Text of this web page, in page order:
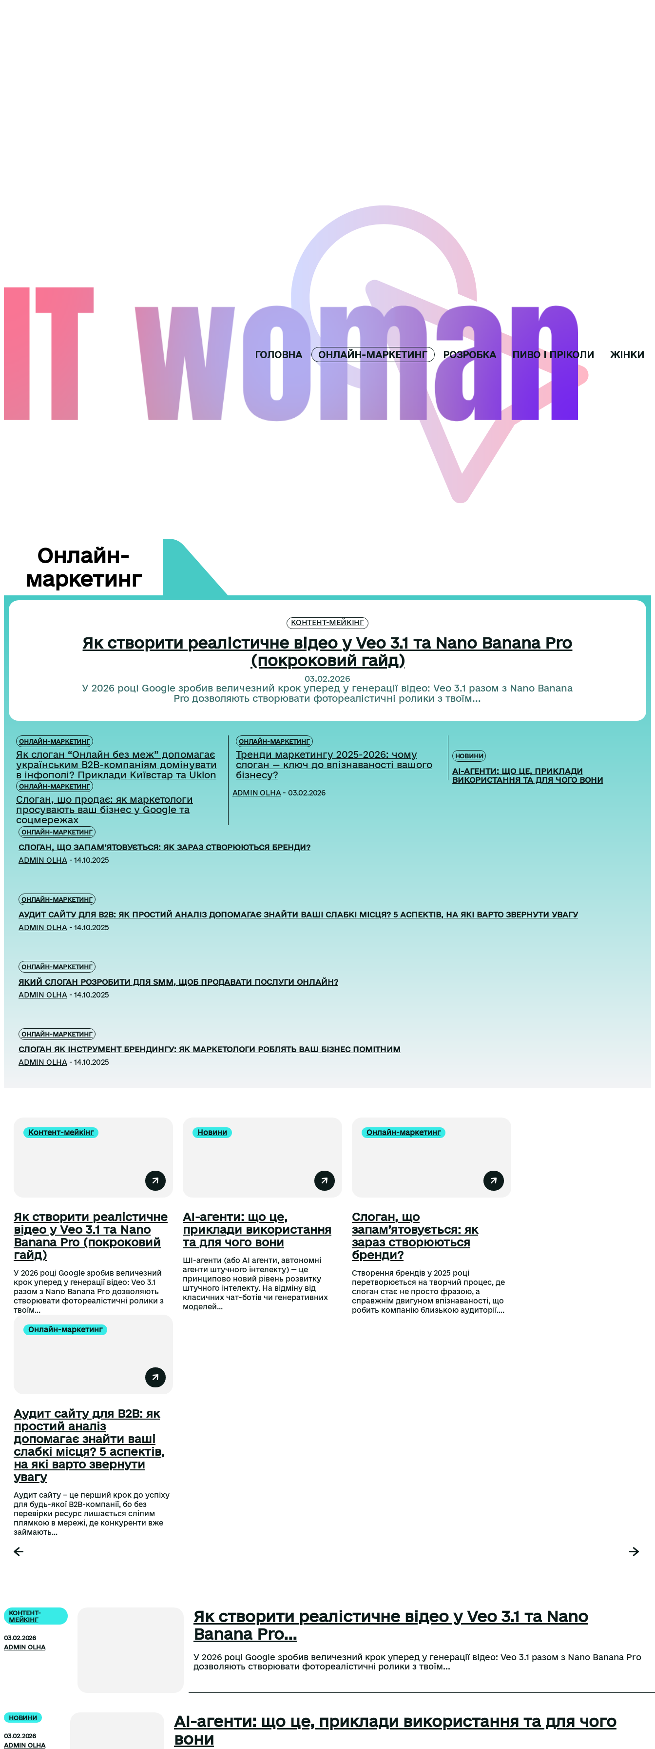
ГОЛОВНА ОНЛАЙН-МАРКЕТИНГ РОЗРОБКА ПИВО І ПРІКОЛИ ЖІНКИ
Онлайн-
маркетинг
КОНТЕНТ-МЕЙКІНГ
Як створити реалістичне відео у Veo 3.1 та Nano Banana Pro
(покроковий гайд)
03.02.2026
У 2026 році Google зробив величезний крок уперед у генерації відео: Veo 3.1 разом з Nano Banana
Pro дозволяють створювати фотореалістичні ролики з твоїм...
ОНЛАЙН-МАРКЕТИНГ
Як слоган “Онлайн без меж” допомагає
українським B2B-компаніям домінувати
в інфополі? Приклади Київстар та Uklon
ОНЛАЙН-МАРКЕТИНГ
Тренди маркетингу 2025-2026: чому
слоган — ключ до впізнаваності вашого
бізнесу?
ОНЛАЙН-МАРКЕТИНГ
Слоган, що продає: як маркетологи
просувають ваш бізнес у Google та
соцмережах
НОВИНИ
AI-АГЕНТИ: ЩО ЦЕ, ПРИКЛАДИ
ВИКОРИСТАННЯ ТА ДЛЯ ЧОГО ВОНИ
ADMIN OLHA - 03.02.2026
ОНЛАЙН-МАРКЕТИНГ
СЛОГАН, ЩО ЗАПАМ’ЯТОВУЄТЬСЯ: ЯК ЗАРАЗ СТВОРЮЮТЬСЯ БРЕНДИ?
ADMIN OLHA - 14.10.2025
ОНЛАЙН-МАРКЕТИНГ
АУДИТ САЙТУ ДЛЯ B2B: ЯК ПРОСТИЙ АНАЛІЗ ДОПОМАГАЄ ЗНАЙТИ ВАШІ СЛАБКІ МІСЦЯ? 5 АСПЕКТІВ, НА ЯКІ ВАРТО ЗВЕРНУТИ УВАГУ
ADMIN OLHA - 14.10.2025
ОНЛАЙН-МАРКЕТИНГ
ЯКИЙ СЛОГАН РОЗРОБИТИ ДЛЯ SMM, ЩОБ ПРОДАВАТИ ПОСЛУГИ ОНЛАЙН?
ADMIN OLHA - 14.10.2025
ОНЛАЙН-МАРКЕТИНГ
СЛОГАН ЯК ІНСТРУМЕНТ БРЕНДИНГУ: ЯК МАРКЕТОЛОГИ РОБЛЯТЬ ВАШ БІЗНЕС ПОМІТНИМ
ADMIN OLHA - 14.10.2025
Контент-мейкінг
Як створити реалістичне
відео у Veo 3.1 та Nano
Banana Pro (покроковий
гайд)
У 2026 році Google зробив величезний
крок уперед у генерації відео: Veo 3.1
разом з Nano Banana Pro дозволяють
створювати фотореалістичні ролики з
твоїм...
Новини
AI-агенти: що це,
приклади використання
та для чого вони
ШІ-агенти (або AI агенти, автономні
агенти штучного інтелекту) — це
принципово новий рівень розвитку
штучного інтелекту. На відміну від
класичних чат-ботів чи генеративних
моделей...
Онлайн-маркетинг
Слоган, що
запам’ятовується: як
зараз створюються
бренди?
Створення брендів у 2025 році
перетворюється на творчий процес, де
слоган стає не просто фразою, а
справжнім двигуном впізнаваності, що
робить компанію близькою аудиторії....
Онлайн-маркетинг
Аудит сайту для B2B: як
простий аналіз
допомагає знайти ваші
слабкі місця? 5 аспектів,
на які варто звернути
увагу
Аудит сайту – це перший крок до успіху
для будь-якої B2B-компанії, бо без
перевірки ресурс лишається сліпим
плямкою в мережі, де конкуренти вже
займають...
КОНТЕНТ-
МЕЙКІНГ
03.02.2026
ADMIN OLHA
Як створити реалістичне відео у Veo 3.1 та Nano
Banana Pro...
У 2026 році Google зробив величезний крок уперед у генерації відео: Veo 3.1 разом з Nano Banana Pro
дозволяють створювати фотореалістичні ролики з твоїм...
НОВИНИ
03.02.2026
ADMIN OLHA
AI-агенти: що це, приклади використання та для чого
вони